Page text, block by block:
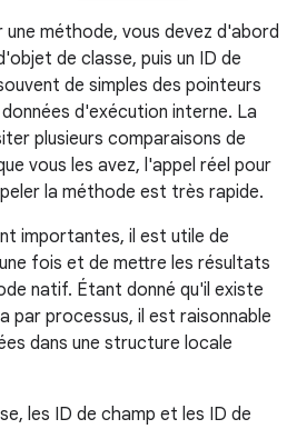
une méthode, vous devez d'abord
de classe, puis un ID de
de simples des pointeurs
d'exécution interne. La
plusieurs comparaisons de
vous les avez, l'appel réel pour
la méthode est très rapide.
importantes, il est utile de
fois et de mettre les résultats
natif. Étant donné qu'il existe
par processus, il est raisonnable
dans une structure locale
les ID de champ et les ID de